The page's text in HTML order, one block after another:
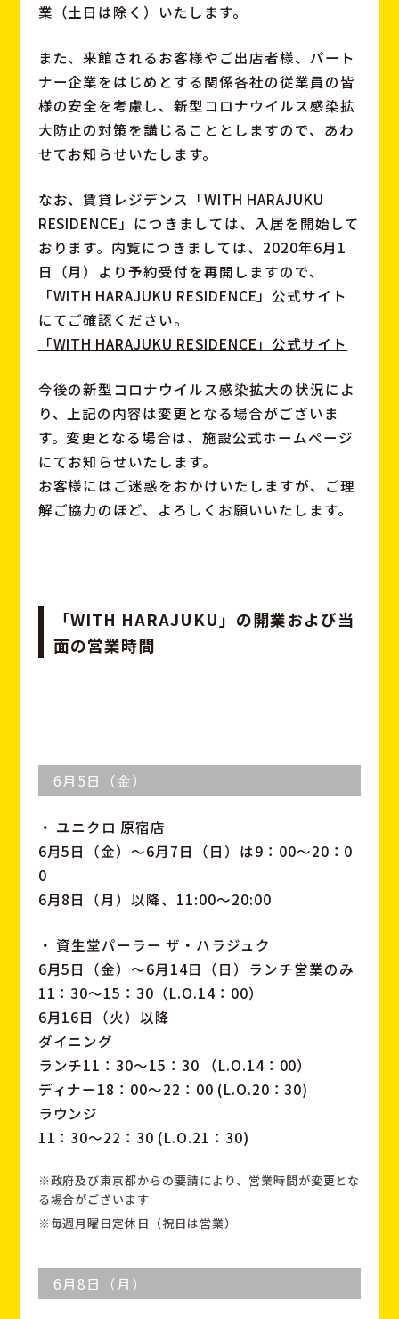
業（土日は除く）いたします。
また、来館されるお客様やご出店者様、パート
ナー企業をはじめとする関係各社の従業員の皆
様の安全を考慮し、新型コロナウイルス感染拡
大防止の対策を講じることとしますので、あわ
せてお知らせいたします。
なお、賃貸レジデンス「WITH HARAJUKU
RESIDENCE」につきましては、入居を開始して
おります。内覧につきましては、2020年6月1
日（月）より予約受付を再開しますので、
「WITH HARAJUKU RESIDENCE」公式サイト
にてご確認ください。
「WITH HARAJUKU RESIDENCE」公式サイト
今後の新型コロナウイルス感染拡大の状況によ
り、上記の内容は変更となる場合がございま
す。変更となる場合は、施設公式ホームページ
にてお知らせいたします。
お客様にはご迷惑をおかけいたしますが、ご理
解ご協力のほど、よろしくお願いいたします。
「WITH HARAJUKU」の開業および当
面の営業時間
6月5日（金）
・ ユニクロ 原宿店
6月5日（金）～6月7日（日）は9：00～20：0
0
6月8日（月）以降、11:00～20:00
・ 資生堂パーラー ザ・ハラジュク
6月5日（金）～6月14日（日）ランチ営業のみ
11：30～15：30（L.O.14：00）
6月16日（火）以降
ダイニング
ランチ11：30～15：30 （L.O.14：00）
ディナー18：00～22：00 (L.O.20：30)
ラウンジ
11：30～22：30 (L.O.21：30)
※政府及び東京都からの要請により、営業時間が変更とな
る場合がございます
※毎週月曜日定休日（祝日は営業）
6月8日（月）